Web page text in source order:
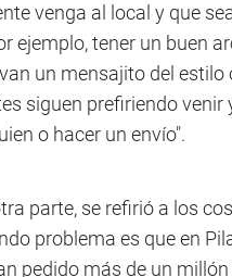
venga al local y que
ejemplo, tener un buen
un mensajito del
siguen prefiriendo venir
o hacer un envío".
parte, se refirió a los
problema es que en
pedido más de un